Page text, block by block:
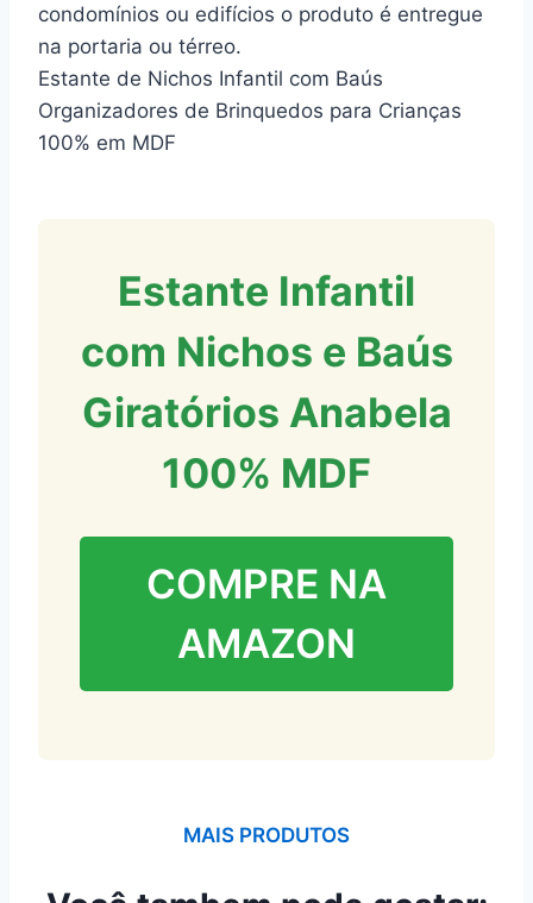
condomínios ou edifícios o produto é entregue
na portaria ou térreo.
Estante de Nichos Infantil com Baús
Organizadores de Brinquedos para Crianças
100% em MDF
Estante Infantil
com Nichos e Baús
Giratórios Anabela
100% MDF
COMPRE NA
AMAZON
MAIS PRODUTOS